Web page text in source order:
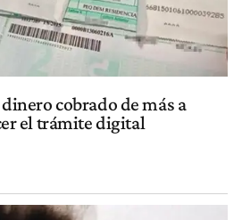
cobrado de más a
el trámite digital